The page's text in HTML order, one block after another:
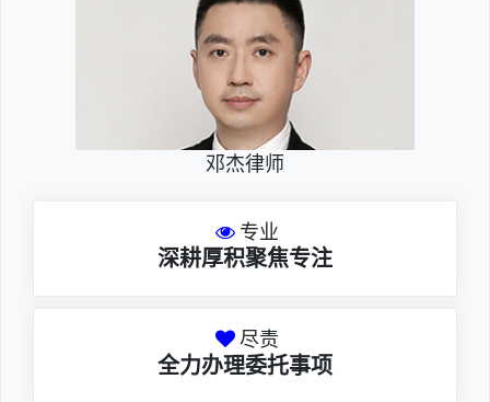
邓杰律师
专业
深耕厚积聚焦专注
尽责
全力办理委托事项